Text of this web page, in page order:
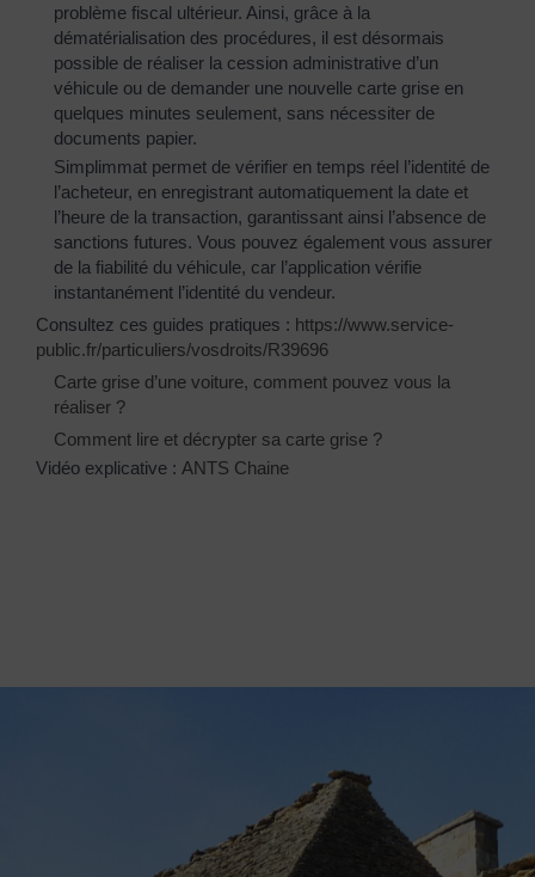
problème fiscal ultérieur. Ainsi, grâce à la
dématérialisation des procédures, il est désormais
possible de réaliser la cession administrative d’un
véhicule ou de demander une nouvelle carte grise en
quelques minutes seulement, sans nécessiter de
documents papier.
Simplimmat permet de vérifier en temps réel l’identité de
l’acheteur, en enregistrant automatiquement la date et
l’heure de la transaction, garantissant ainsi l’absence de
sanctions futures. Vous pouvez également vous assurer
de la fiabilité du véhicule, car l’application vérifie
instantanément l’identité du vendeur.
Consultez ces guides pratiques : https://www.service-
public.fr/particuliers/vosdroits/R39696
Carte grise d’une voiture, comment pouvez vous la
réaliser ?
Comment lire et décrypter sa carte grise ?
Vidéo explicative : ANTS Chaine